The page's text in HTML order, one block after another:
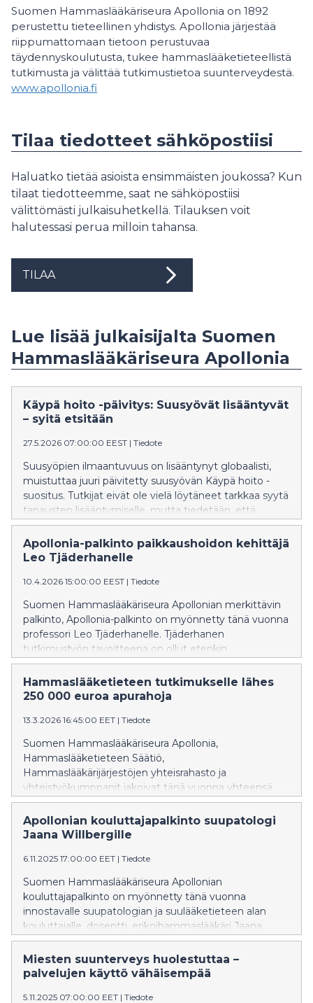
Suomen Hammaslääkäriseura Apollonia on 1892
perustettu tieteellinen yhdistys. Apollonia järjestää
riippumattomaan tietoon perustuvaa
täydennyskoulutusta, tukee hammaslääketieteellistä
tutkimusta ja välittää tutkimustietoa suunterveydestä.
www.apollonia.fi
Tilaa tiedotteet sähköpostiisi
Haluatko tietää asioista ensimmäisten joukossa? Kun
tilaat tiedotteemme, saat ne sähköpostiisi
välittömästi julkaisuhetkellä. Tilauksen voit
halutessasi perua milloin tahansa.
TILAA
Lue lisää julkaisijalta Suomen
Hammaslääkäriseura Apollonia
Käypä hoito -päivitys: Suusyövät lisääntyvät
– syitä etsitään
27.5.2026 07:00:00 EEST | Tiedote
Suusyöpien ilmaantuvuus on lisääntynyt globaalisti,
muistuttaa juuri päivitetty suusyövän Käypä hoito -
suositus. Tutkijat eivät ole vielä löytäneet tarkkaa syytä
tapausten lisääntymiselle, mutta tiedetään, että
tupakka, alkoholi ja varsinkin niiden yhteiskäyttö
selittävät valtaosan suusyöpätapauksista.
Apollonia-palkinto paikkaushoidon kehittäjä
Leo Tjäderhanelle
10.4.2026 15:00:00 EEST | Tiedote
Suomen Hammaslääkäriseura Apollonian merkittävin
palkinto, Apollonia-palkinto on myönnetty tänä vuonna
professori Leo Tjäderhanelle. Tjäderhanen
tutkimustyön tavoitteena on ollut etenkin
paikkaushoidon kestävyyden parantaminen. Apollonia-
palkinto jaettiin nyt 16. kerran tunnustuksena pitkästä
ja arvostetusta tutkijan urasta.
Hammaslääketieteen tutkimukselle lähes
250 000 euroa apurahoja
13.3.2026 16:45:00 EET | Tiedote
Suomen Hammaslääkäriseura Apollonia,
Hammaslääketieteen Säätiö,
Hammaslääkärijärjestöjen yhteisrahasto ja
yhteistyökumppanit jakoivat tänä vuonna yhteensä
248 200 euroa tutkimusapurahoja. Apurahan sai 43
hammaslääketieteen tutkijaa tai opiskelijaa.
Apollonian kouluttajapalkinto suupatologi
Jaana Willbergille
6.11.2025 17:00:00 EET | Tiedote
Suomen Hammaslääkäriseura Apollonian
kouluttajapalkinto on myönnetty tänä vuonna
innostavalle suupatologian ja suulääketieteen alan
kouluttajalle, dosentti, erikoihammaslääkäri Jaana
Willbergille. Palkinto myönnetään tunnustuksena
pitkäaikaisesta ja ansiokkaasta työstä alan
täydennyskouluttajana. Palkinto luovutettiin
Miesten suunterveys huolestuttaa –
palvelujen käyttö vähäisempää
5.11.2025 07:00:00 EET | Tiedote